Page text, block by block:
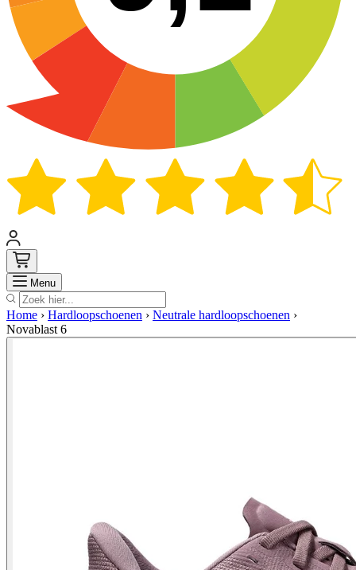
Menu Zoek
Home › Hardloopschoenen › Neutrale hardloopschoenen ›
Novablast 6